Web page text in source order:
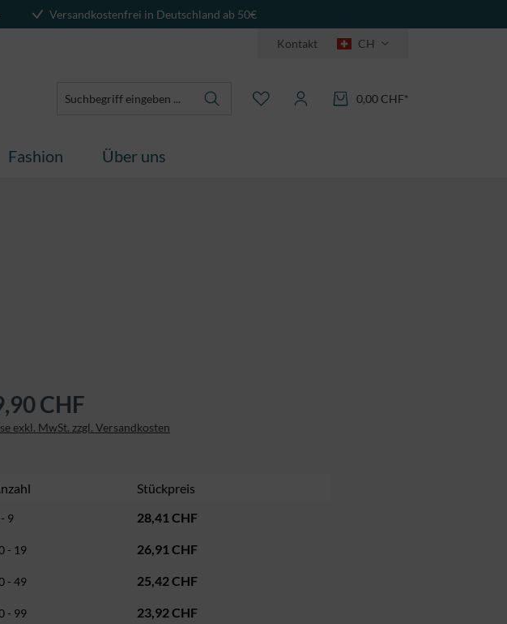
Versandkostenfrei in Deutschland ab 50€
Kontakt CH
0,00 CHF*
Fashion Über uns
CHF
exkl. MwSt. zzgl. Versandkosten
Stückpreis
9 28,41 CHF
- 19 26,91 CHF
- 49 25,42 CHF
- 99 23,92 CHF